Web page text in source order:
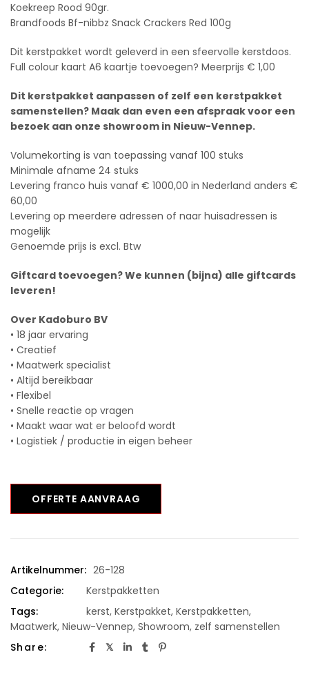
Koekreep Rood 90gr.
Brandfoods Bf-nibbz Snack Crackers Red 100g
Dit kerstpakket wordt geleverd in een sfeervolle kerstdoos.
Full colour kaart A6 kaartje toevoegen? Meerprijs € 1,00
Dit kerstpakket aanpassen of zelf een kerstpakket
samenstellen? Maak dan even een afspraak voor een
bezoek aan onze showroom in Nieuw-Vennep.
Volumekorting is van toepassing vanaf 100 stuks
Minimale afname 24 stuks
Levering franco huis vanaf € 1000,00 in Nederland anders €
60,00
Levering op meerdere adressen of naar huisadressen is
mogelijk
Genoemde prijs is excl. Btw
Giftcard toevoegen? We kunnen (bijna) alle giftcards
leveren!
Over Kadoburo BV
• 18 jaar ervaring
• Creatief
• Maatwerk specialist
• Altijd bereikbaar
• Flexibel
• Snelle reactie op vragen
• Maakt waar wat er beloofd wordt
• Logistiek / productie in eigen beheer
OFFERTE AANVRAAG
Artikelnummer: 26-128
Categorie:
Kerstpakketten
Tags:
kerst, Kerstpakket, Kerstpakketten,
Maatwerk, Nieuw-Vennep, Showroom, zelf samenstellen
Share: